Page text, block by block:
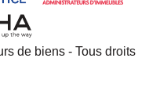
de biens - Tous droits